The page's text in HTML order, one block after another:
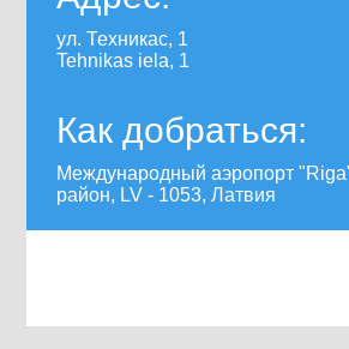
ул. Техникас, 1
Tehnikas iela, 1
Как добраться:
Международный аэропорт
район, LV - 1053, Латвия